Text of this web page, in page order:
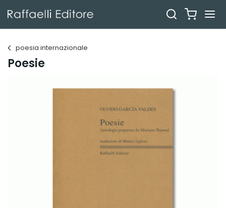
poesia internazionale
Poesie